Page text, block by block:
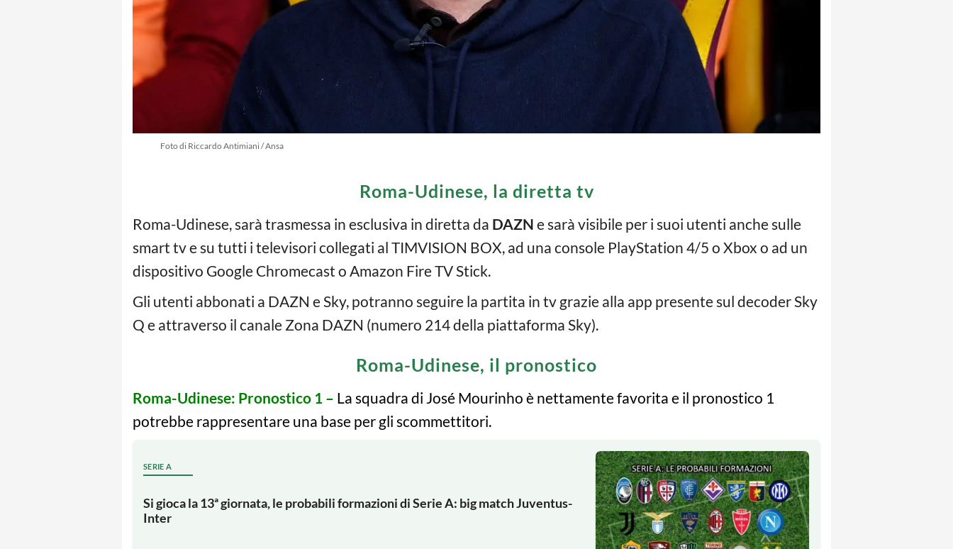
Foto di Riccardo Antimiani / Ansa
Roma-Udinese, la diretta tv
Roma-Udinese, sarà trasmessa in esclusiva in diretta da DAZN e sarà visibile per i suoi utenti anche sulle
smart tv e su tutti i televisori collegati al TIMVISION BOX, ad una console PlayStation 4/5 o Xbox o ad un
dispositivo Google Chromecast o Amazon Fire TV Stick.
Gli utenti abbonati a DAZN e Sky, potranno seguire la partita in tv grazie alla app presente sul decoder Sky
Q e attraverso il canale Zona DAZN (numero 214 della piattaforma Sky).
Roma-Udinese, il pronostico
Roma-Udinese: Pronostico 1 – La squadra di José Mourinho è nettamente favorita e il pronostico 1
potrebbe rappresentare una base per gli scommettitori.
SERIE A
Si gioca la 13ª giornata, le probabili formazioni di Serie A: big match Juventus-
Inter